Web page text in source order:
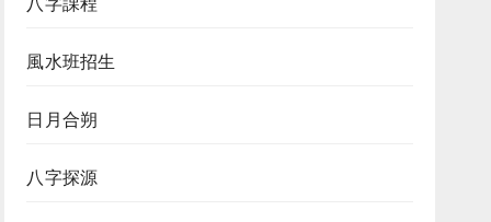
八字課程
風水班招生
日月合朔
八字探源